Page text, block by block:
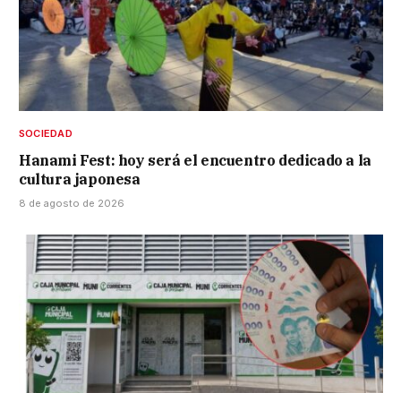
SOCIEDAD
Hanami Fest: hoy será el encuentro dedicado a la
cultura japonesa
8 de agosto de 2026